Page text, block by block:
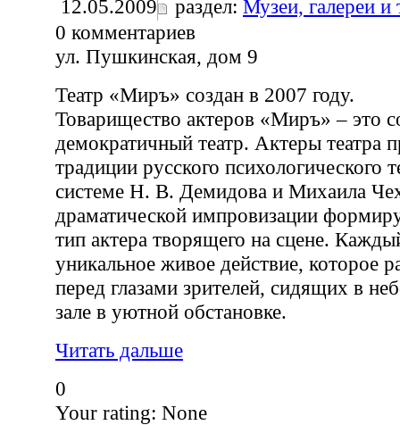
12.05.2009 раздел: Музеи, галереи и
0 комментариев
ул. Пушкинская, дом 9
Театр «Миръ» создан в 2007 году.
Товарищество актеров «Миръ» – это
демократичный театр. Актеры театра
традиции русского психологического
системе Н. В. Демидова и Михаила
драматической импровизации
тип актера творящего на сцене.
уникальное живое действие, которое
перед глазами зрителей, сидящих в
зале в уютной обстановке.
Читать дальше
0
Your rating: None